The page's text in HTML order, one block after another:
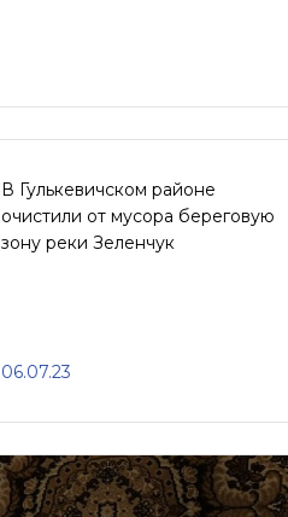
В Гулькевичском районе
очистили от мусора береговую
зону реки Зеленчук
06.07.23